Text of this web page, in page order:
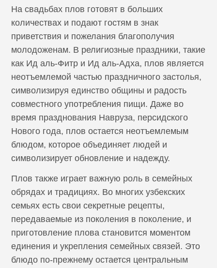
На свадьбах плов готовят в больших
количествах и подают гостям в знак
приветствия и пожелания благополучия
молодоженам. В религиозные праздники, такие
как Ид аль-Фитр и Ид аль-Адха, плов является
неотъемлемой частью праздничного застолья,
символизируя единство общины и радость
совместного употребления пищи. Даже во
время празднования Навруза, персидского
Нового года, плов остается неотъемлемым
блюдом, которое объединяет людей и
символизирует обновление и надежду.
Плов также играет важную роль в семейных
обрядах и традициях. Во многих узбекских
семьях есть свои секретные рецепты,
передаваемые из поколения в поколение, и
приготовление плова становится моментом
единения и укрепления семейных связей. Это
блюдо по-прежнему остается центральным